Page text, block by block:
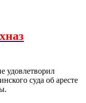
удовлетворил
суда об аресте